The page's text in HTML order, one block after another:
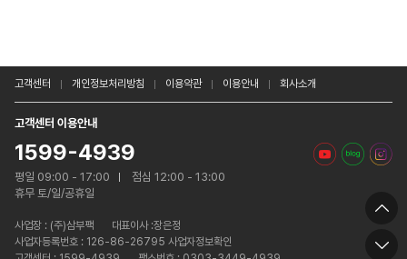
고객센터 개인정보처리방침 이용약관 이용안내 회사소개
고객센터 이용안내
1599-4939
평일 09:00 - 17:00
점심 12:00 - 13:00
휴무 토/일/공휴일
사업장 : (주)삼부팩
대표이사 :장은정
사업자등록번호 : 126-86-26795 사업자정보확인